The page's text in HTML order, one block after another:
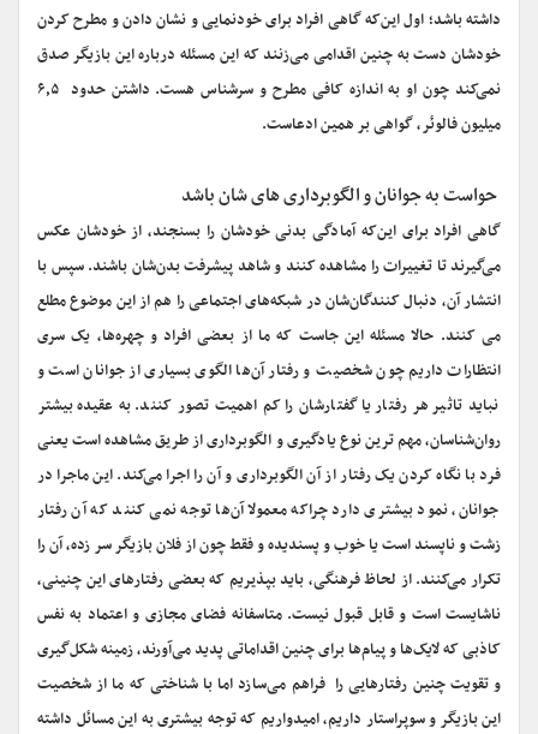
داشته باشد؛ اول این‌که گاهی افراد برای خودنمایی و نشان دادن و مطرح کردن
خودشان دست به چنین اقدامی می‌زنند که این مسئله درباره این بازیگر صدق
نمی‌کند چون او به اندازه کافی مطرح و سرشناس هست. داشتن حدود ۶٫۵
میلیون فالوئر، گواهی بر همین ادعاست.
حواست به جوانان و الگوبرداری ‌های شان باشد
گاهی افراد برای این‌که آمادگی بدنی خودشان را بسنجند، از خودشان عکس
می‌گیرند تا تغییرات را مشاهده کنند و شاهد پیشرفت بدن‌شان باشند. سپس با
انتشار آن، دنبال کنندگان‌شان در شبکه‌های اجتماعی را هم از این موضوع مطلع
می کنند. حالا مسئله این جاست که ما از بعضی افراد و چهره‌ها، یک سری
انتظارات داریم چون شخصیت و رفتار آن‌ها الگوی بسیاری از جوانان است و
نباید تاثیر هر رفتار یا گفتارشان را کم اهمیت تصور کنند. به عقیده بیشتر
روان‌شناسان، مهم ترین نوع یادگیری و الگوبرداری از طریق مشاهده است یعنی
فرد با نگاه کردن یک رفتار از آن الگوبرداری و آن را اجرا می‌کند. این ماجرا در
جوانان، نمود بیشتری دارد چراکه معمولا آن‌ها توجه نمی کنند که آن رفتار
زشت و ناپسند است یا خوب و پسندیده و فقط چون از فلان بازیگر سر زده، آن را
تکرار می‌کنند. از لحاظ فرهنگی، باید بپذیریم که بعضی رفتارهای این چنینی،
ناشایست است و قابل قبول نیست. متاسفانه فضای مجازی و اعتماد به نفس
کاذبی که لایک‌ها و پیام‌ها برای چنین اقداماتی پدید می‌آورند، زمینه شکل‌گیری
و تقویت چنین رفتارهایی را فراهم می‌سازد اما با شناختی که ما از شخصیت
این بازیگر و سوپراستار داریم، امیدواریم که توجه بیشتری به این مسائل داشته